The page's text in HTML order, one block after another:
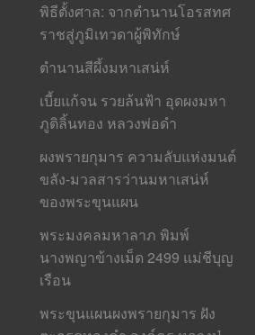
พิธีตั้งศาล: จากตำนานโอรสทศ
ราชสู่ภูมิเทวดาผู้พิทักษ์
ตำนานสีผึ้งมหาเสน่ห์
เบี้ยแก้จน รวยล้นฟ้า อุดผงมหา
ภูติลิ้นทอง หลวงพ่อดำ
ผงพรายกุมาร ความลับแห่งมนต์
ขลัง-มวลสารว่านมหาเสน่ห์
ของพระขุนแผน
พระมงคลมหาลาภ พิมพ์
นางพญาข้างเม็ด 2499 แม่ชีบุญ
เรือน
พระขุนแผนผงพรายกุมาร ฝัง